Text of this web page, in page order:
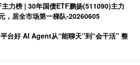
力榜 | 30年国债ETF鹏扬(511090)主力
，居全市场第一梯队-20260605
台好 AI Agent从“能聊天”到“会干活” 整